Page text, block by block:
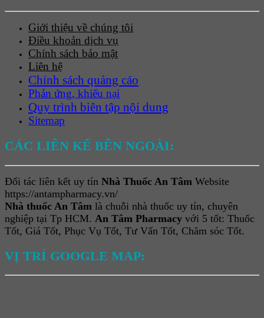
Giới thiệu về chúng tôi
Điều khoản dịch vụ
Chính sách bảo mật
Liên hệ
Chính sách quảng cáo
Phản ứng, khiếu nại
Quy trình biên tập nội dung
Sitemap
CÁC LIÊN KẾ BÊN NGOÀI:
Đối tác liên kết uy tín Nhà Thuốc An Tâm Website
https://antampharmacy.vn/
Nhà thuốc An Tâm là chuỗi nhà thuốc uy tín, chuyên
nghiệp tại Tp HCM. An Tâm Pharmacy với 5 tốt: Thuốc
Tốt, Giá Tốt, Phục Vụ Tốt, Tư Vấn Tốt, Chăm sóc Tốt.
VỊ TRÍ GOOGLE MAP: